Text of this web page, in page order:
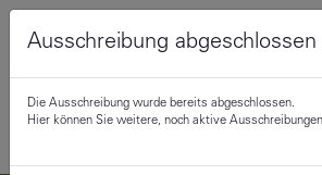
Ausschreibung abgeschlossen
Die Ausschreibung wurde bereits abgeschlossen.
Hier können Sie weitere, noch aktive